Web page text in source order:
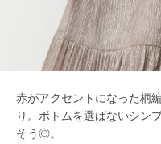
赤がアクセントになった柄
り。ボトムを選ばないシン
そう◎。